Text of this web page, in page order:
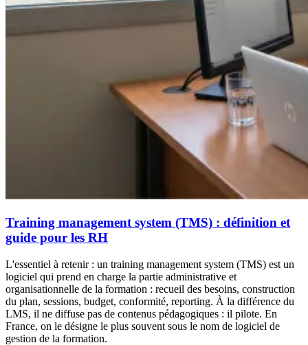
Training management system (TMS) : définition et
guide pour les RH
L'essentiel à retenir : un training management system (TMS) est un
logiciel qui prend en charge la partie administrative et
organisationnelle de la formation : recueil des besoins, construction
du plan, sessions, budget, conformité, reporting. À la différence du
LMS, il ne diffuse pas de contenus pédagogiques : il pilote. En
France, on le désigne le plus souvent sous le nom de logiciel de
gestion de la formation.